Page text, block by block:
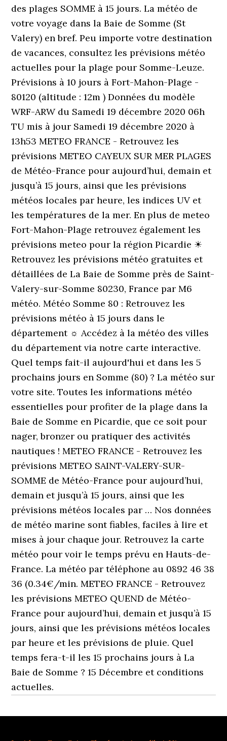
des plages SOMME à 15 jours. La météo de
votre voyage dans la Baie de Somme (St
Valery) en bref. Peu importe votre destination
de vacances, consultez les prévisions météo
actuelles pour la plage pour Somme-Leuze.
Prévisions à 10 jours à Fort-Mahon-Plage -
80120 (altitude : 12m ) Données du modèle
WRF-ARW du Samedi 19 décembre 2020 06h
TU mis à jour Samedi 19 décembre 2020 à
13h53 METEO FRANCE - Retrouvez les
prévisions METEO CAYEUX SUR MER PLAGES
de Météo-France pour aujourd’hui, demain et
jusqu’à 15 jours, ainsi que les prévisions
météos locales par heure, les indices UV et
les températures de la mer. En plus de meteo
Fort-Mahon-Plage retrouvez également les
prévisions meteo pour la région Picardie ☀
Retrouvez les prévisions météo gratuites et
détaillées de La Baie de Somme près de Saint-
Valery-sur-Somme 80230, France par M6
météo. Météo Somme 80 : Retrouvez les
prévisions météo à 15 jours dans le
département ☼ Accédez à la météo des villes
du département via notre carte interactive.
Quel temps fait-il aujourd'hui et dans les 5
prochains jours en Somme (80) ? La météo sur
votre site. Toutes les informations météo
essentielles pour profiter de la plage dans la
Baie de Somme en Picardie, que ce soit pour
nager, bronzer ou pratiquer des activités
nautiques ! METEO FRANCE - Retrouvez les
prévisions METEO SAINT-VALERY-SUR-
SOMME de Météo-France pour aujourd’hui,
demain et jusqu’à 15 jours, ainsi que les
prévisions météos locales par … Nos données
de météo marine sont fiables, faciles à lire et
mises à jour chaque jour. Retrouvez la carte
météo pour voir le temps prévu en Hauts-de-
France. La météo par téléphone au 0892 46 38
36 (0.34€/min. METEO FRANCE - Retrouvez
les prévisions METEO QUEND de Météo-
France pour aujourd’hui, demain et jusqu’à 15
jours, ainsi que les prévisions météos locales
par heure et les prévisions de pluie. Quel
temps fera-t-il les 15 prochains jours à La
Baie de Somme ? 15 Décembre et conditions
actuelles.